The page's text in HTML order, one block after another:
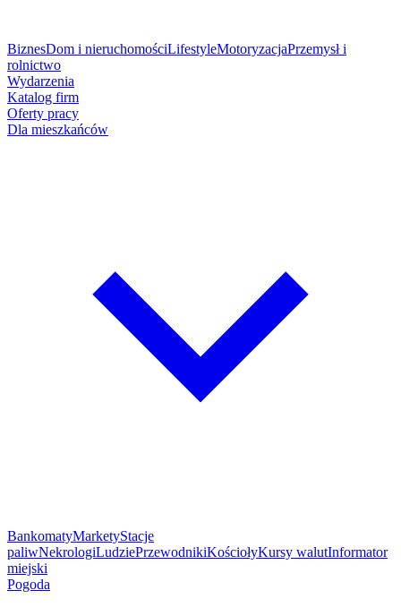
BiznesDom i nieruchomościLifestyleMotoryzacjaPrzemysł i
rolnictwo
Wydarzenia
Katalog firm
Oferty pracy
Dla mieszkańców
BankomatyMarketyStacje
paliwNekrologiLudziePrzewodnikiKościołyKursy walutInformator
miejski
Pogoda